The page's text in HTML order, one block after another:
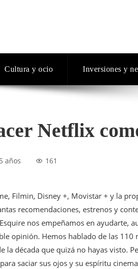
Cultura y ocio Inversiones y
Netflix
años 161
Filmin, Disney +, Movistar + y la
recomendaciones, estrenos y
nos empeñamos en ayudarte,
opinión. Hemos hablado de las
la década que quizá no hayas visto.
saciar sus ojos y su espíritu